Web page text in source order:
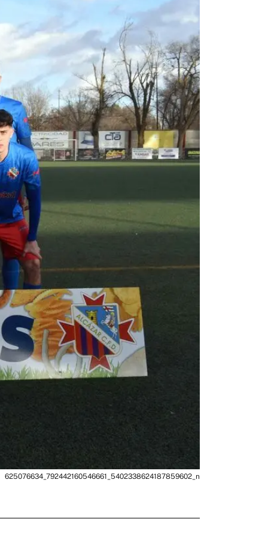
625076634_792442160546661_5402338624187859602_n